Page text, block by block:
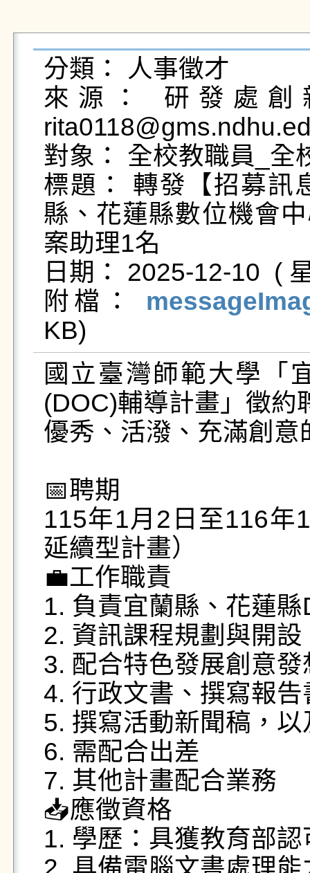
分類： 人事徵才
來源： 研發處
對象： 全校教職員_全
標題： 轉發【招募訊
縣、花蓮縣數位機會
案助理1名
日期： 2025-12-10  (
附檔：
KB)
國立臺灣師範大學「
(DOC)輔導計畫」徵約
優秀、活潑、充滿創意
📅聘期
115年1月2日至116年
延續型計畫）
💼工作職責
1. 負責宜蘭縣、花蓮
2. 資訊課程規劃與開設
3. 配合特色發展創意
4. 行政文書、撰寫報告
5. 撰寫活動新聞稿，
6. 需配合出差
7. 其他計畫配合業務
📥應徵資格
1. 學歷：具獲教育部